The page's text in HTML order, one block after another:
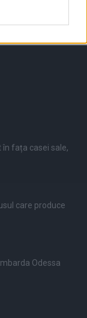
în fața casei sale,
care produce
Odessa